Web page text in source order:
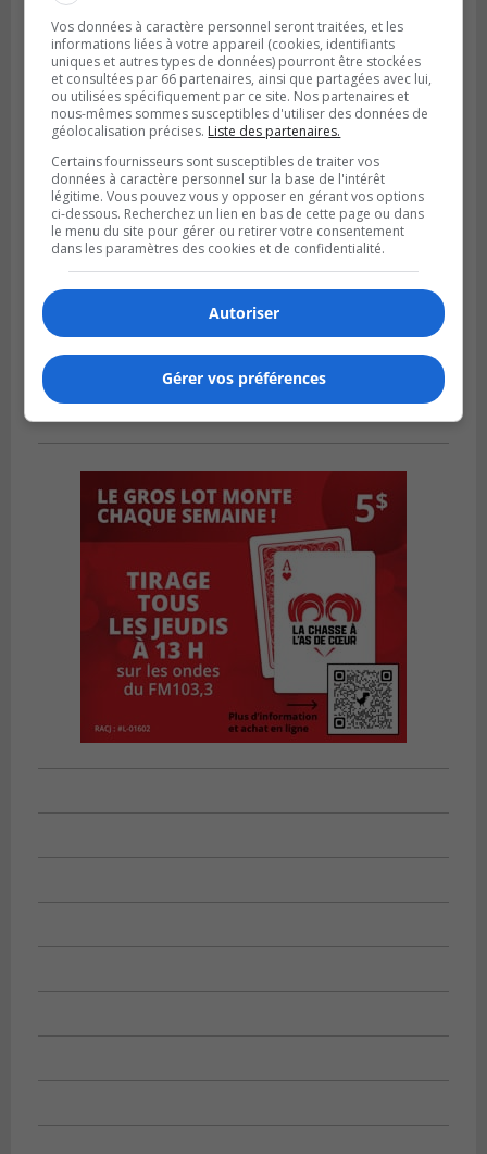
BOUCHERVILLE
Publié le 5 août 2026 à 06h54
La SQ recense 18 décès pendant les
vacances de la construction
Vos données à caractère personnel seront traitées, et les
informations liées à votre appareil (cookies, identifiants
uniques et autres types de données) pourront être stockées
et consultées par 66 partenaires, ainsi que partagées avec lui,
ou utilisées spécifiquement par ce site. Nos partenaires et
nous-mêmes sommes susceptibles d'utiliser des données de
géolocalisation précises. Liste des partenaires.
Certains fournisseurs sont susceptibles de traiter vos
données à caractère personnel sur la base de l'intérêt
légitime. Vous pouvez vous y opposer en gérant vos options
ci-dessous. Recherchez un lien en bas de cette page ou dans
le menu du site pour gérer ou retirer votre consentement
dans les paramètres des cookies et de confidentialité.
Autoriser
Gérer vos préférences